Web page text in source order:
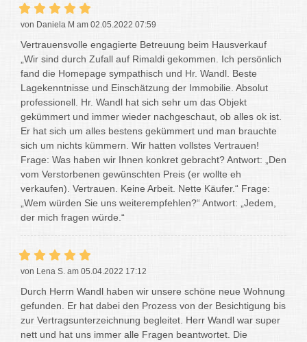
von Daniela M am 02.05.2022 07:59
Vertrauensvolle engagierte Betreuung beim Hausverkauf
„Wir sind durch Zufall auf Rimaldi gekommen. Ich persönlich
fand die Homepage sympathisch und Hr. Wandl. Beste
Lagekenntnisse und Einschätzung der Immobilie. Absolut
professionell. Hr. Wandl hat sich sehr um das Objekt
gekümmert und immer wieder nachgeschaut, ob alles ok ist.
Er hat sich um alles bestens gekümmert und man brauchte
sich um nichts kümmern. Wir hatten vollstes Vertrauen!
Frage: Was haben wir Ihnen konkret gebracht? Antwort: „Den
vom Verstorbenen gewünschten Preis (er wollte eh
verkaufen). Vertrauen. Keine Arbeit. Nette Käufer.“ Frage:
„Wem würden Sie uns weiterempfehlen?“ Antwort: „Jedem,
der mich fragen würde.“
von Lena S. am 05.04.2022 17:12
Durch Herrn Wandl haben wir unsere schöne neue Wohnung
gefunden. Er hat dabei den Prozess von der Besichtigung bis
zur Vertragsunterzeichnung begleitet. Herr Wandl war super
nett und hat uns immer alle Fragen beantwortet. Die